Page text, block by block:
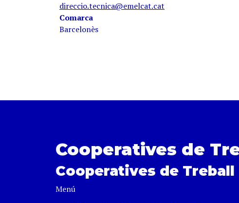
direccio.tecnica@emelcat.cat
Comarca
Barcelonès
Cooperatives de
Cooperatives de Treball
Menú